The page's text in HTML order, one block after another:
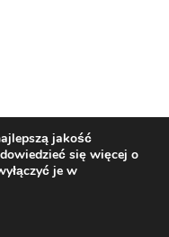
ARSENAŁ | Realizacja:
jakość
się więcej o
je w